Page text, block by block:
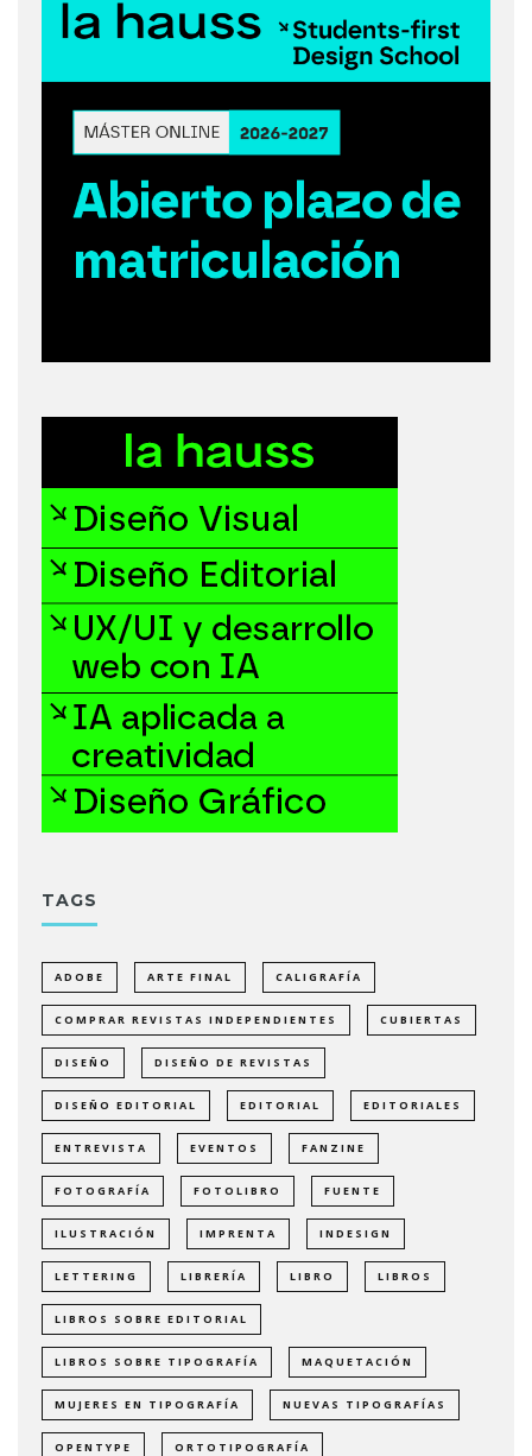
TAGS
ADOBE ARTE FINAL CALIGRAFÍA
COMPRAR REVISTAS INDEPENDIENTES CUBIERTAS
DISEÑO DISEÑO DE REVISTAS
DISEÑO EDITORIAL EDITORIAL EDITORIALES
ENTREVISTA EVENTOS FANZINE
FOTOGRAFÍA FOTOLIBRO FUENTE
ILUSTRACIÓN IMPRENTA INDESIGN
LETTERING LIBRERÍA LIBRO LIBROS
LIBROS SOBRE EDITORIAL
LIBROS SOBRE TIPOGRAFÍA MAQUETACIÓN
MUJERES EN TIPOGRAFÍA NUEVAS TIPOGRAFÍAS
OPENTYPE ORTOTIPOGRAFÍA